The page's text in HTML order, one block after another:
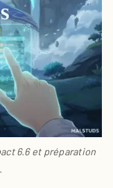
6.6 et préparation